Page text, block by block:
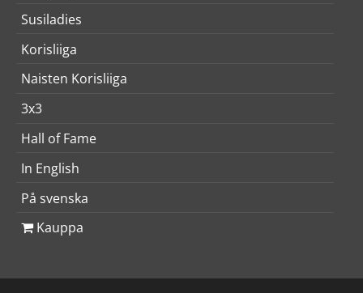
Susiladies
Korisliiga
Naisten Korisliiga
3x3
Hall of Fame
In English
På svenska
Kauppa